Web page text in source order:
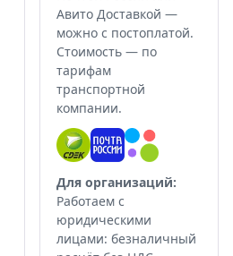
Авито Доставкой —
можно с постоплатой.
Стоимость — по
тарифам
транспортной
компании.
Для организаций:
Работаем с
юридическими
лицами: безналичный